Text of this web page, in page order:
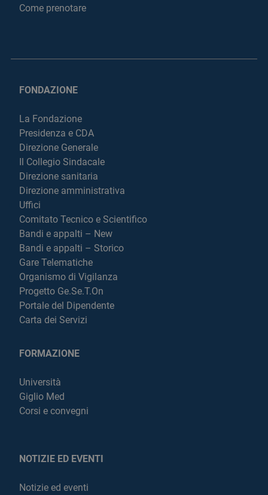
Come prenotare
FONDAZIONE
La Fondazione
Presidenza e CDA
Direzione Generale
Il Collegio Sindacale
Direzione sanitaria
Direzione amministrativa
Uffici
Comitato Tecnico e Scientifico
Bandi e appalti – New
Bandi e appalti – Storico
Gare Telematiche
Organismo di Vigilanza
Progetto Ge.Se.T.On
Portale del Dipendente
Carta dei Servizi
FORMAZIONE
Università
Giglio Med
Corsi e convegni
NOTIZIE ED EVENTI
Notizie ed eventi